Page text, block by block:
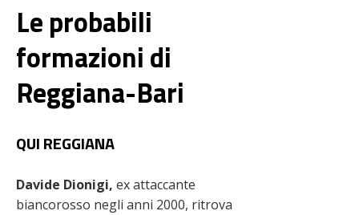
Le probabili
formazioni di
Reggiana-Bari
QUI REGGIANA
Davide Dionigi, ex attaccante
biancorosso negli anni 2000, ritrova